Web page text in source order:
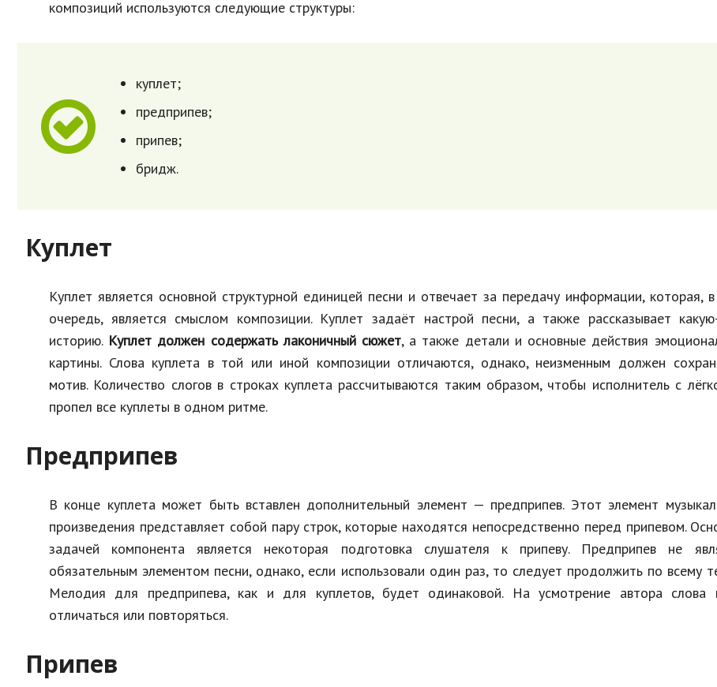
композиций используются следующие структуры:
куплет;
предприпев;
припев;
бридж.
Куплет
Куплет является основной структурной единицей песни и отвечает за передачу информации, которая,
очередь, является смыслом композиции. Куплет задаёт настрой песни, а также рассказывает
историю. Куплет должен содержать лаконичный сюжет, а также детали и основные действия
картины. Слова куплета в той или иной композиции отличаются, однако, неизменным должен
мотив. Количество слогов в строках куплета рассчитываются таким образом, чтобы исполнитель с
пропел все куплеты в одном ритме.
Предприпев
В конце куплета может быть вставлен дополнительный элемент — предприпев. Этот элемент
произведения представляет собой пару строк, которые находятся непосредственно перед припевом.
задачей компонента является некоторая подготовка слушателя к припеву. Предприпев не
обязательным элементом песни, однако, если использовали один раз, то следует продолжить по всему
Мелодия для предприпева, как и для куплетов, будет одинаковой. На усмотрение автора слова
отличаться или повторяться.
Припев